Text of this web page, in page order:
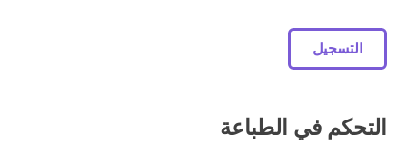
التسجيل
التحكم في الطباعة